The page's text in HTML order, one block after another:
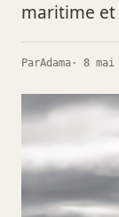
maritime
ParAdama · 8